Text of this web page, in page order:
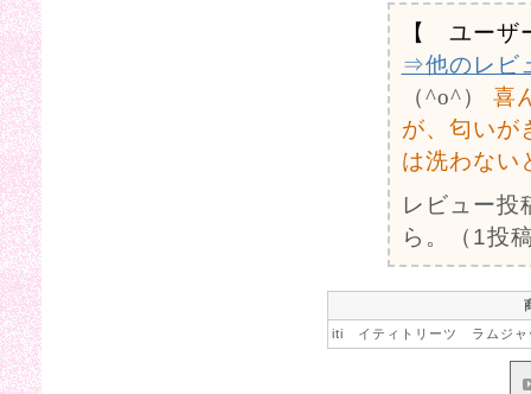
【 ユーザ
⇒他のレビ
（^o^）
喜
が、匂いが
は洗わない
レビュー投
ら。（1投
iti イティトリーツ ラムジャ